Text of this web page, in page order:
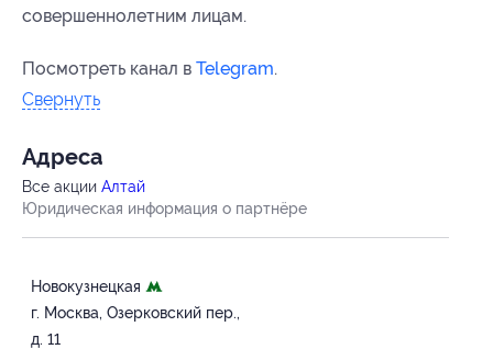
совершеннолетним лицам.
Посмотреть канал в Telegram.
Свернуть
Адресa
Все акции Алтай
Юридическая информация о партнёре
Новокузнецкая
г. Москва, Озерковский пер.,
д. 11